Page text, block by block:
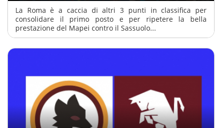
La Roma è a caccia di altri 3 punti in classifica per
consolidare il primo posto e per ripetere la bella
prestazione del Mapei contro il Sassuolo...